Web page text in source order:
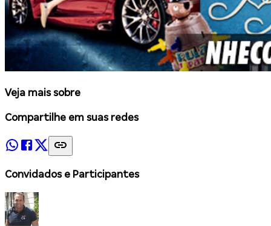
Veja mais sobre
Compartilhe em suas redes
Convidados e Participantes